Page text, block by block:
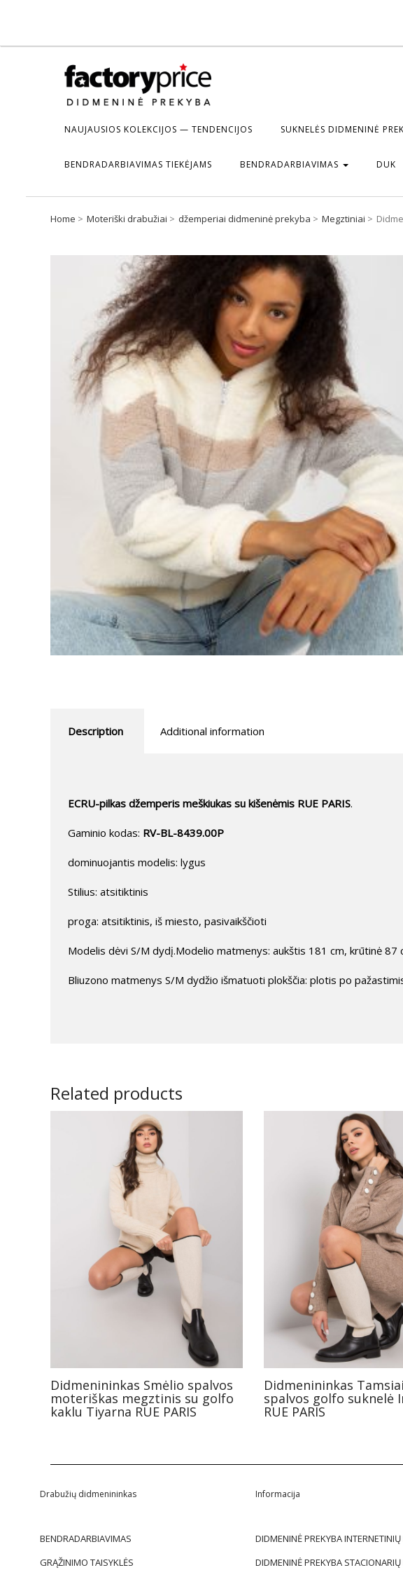
NAUJAUSIOS KOLEKCIJOS — TENDENCIJOS SUKNELĖS DIDMENINĖ
BENDRADARBIAVIMAS TIEKĖJAMS BENDRADARBIAVIMAS DUK
Home Moteriški drabužiai džemperiai didmeninė prekyba Megztiniai
Description Additional information
ECRU-pilkas džemperis meškiukas su kišenėmis RUE PARIS.
Gaminio kodas: RV-BL-8439.00P
dominuojantis modelis: lygus
Stilius: atsitiktinis
proga: atsitiktinis, iš miesto, pasivaikščioti
Modelis dėvi S/M dydį.Modelio matmenys: aukštis 181 cm, krūtinė 87
Bliuzono matmenys S/M dydžio išmatuoti plokščia: plotis po
Related products
Didmenininkas Smėlio spalvos
moteriškas megztinis su golfo
kaklu Tiyarna RUE PARIS
Didmenininkas
spalvos golfo suknelė
RUE PARIS
Drabužių didmenininkas
BENDRADARBIAVIMAS
GRĄŽINIMO TAISYKLĖS
Informacija
DIDMENINĖ PREKYBA
DIDMENINĖ PREKYBA